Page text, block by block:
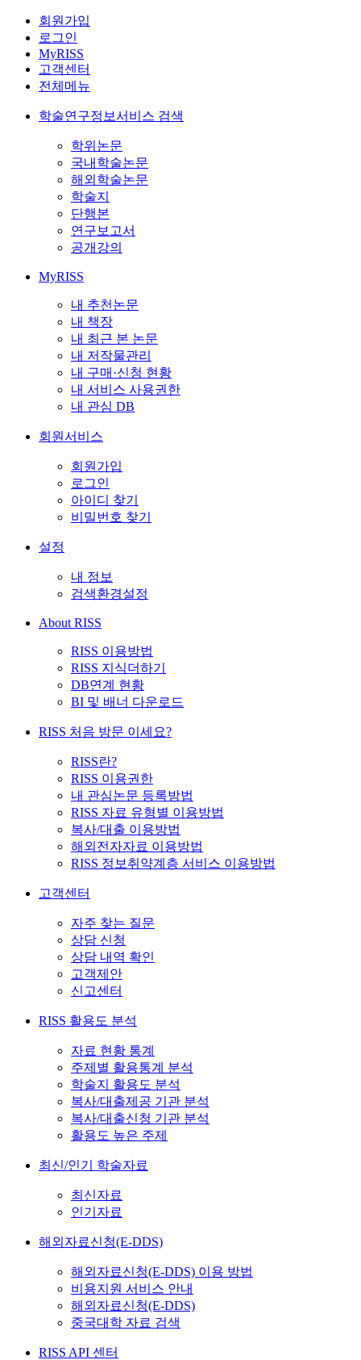
회원가입
로그인
MyRISS
고객센터
전체메뉴
학술연구정보서비스 검색
학위논문
국내학술논문
해외학술논문
학술지
단행본
연구보고서
공개강의
MyRISS
내 추천논문
내 책장
내 최근 본 논문
내 저작물관리
내 구매·신청 현황
내 서비스 사용권한
내 관심 DB
회원서비스
회원가입
로그인
아이디 찾기
비밀번호 찾기
설정
내 정보
검색환경설정
About RISS
RISS 이용방법
RISS 지식더하기
DB연계 현황
BI 및 배너 다운로드
RISS 처음 방문 이세요?
RISS란?
RISS 이용권한
내 관심논문 등록방법
RISS 자료 유형별 이용방법
복사/대출 이용방법
해외전자자료 이용방법
RISS 정보취약계층 서비스 이용방법
고객센터
자주 찾는 질문
상담 신청
상담 내역 확인
고객제안
신고센터
RISS 활용도 분석
자료 현황 통계
주제별 활용통계 분석
학술지 활용도 분석
복사/대출제공 기관 분석
복사/대출신청 기관 분석
활용도 높은 주제
최신/인기 학술자료
최신자료
인기자료
해외자료신청(E-DDS)
해외자료신청(E-DDS) 이용 방법
비용지원 서비스 안내
해외자료신청(E-DDS)
중국대학 자료 검색
RISS API 센터